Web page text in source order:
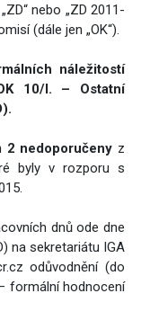
nebo „ZD 2011-
(dále jen „OK“).
náležitostí
10/I. – Ostatní
2 nedoporučeny z
byly v rozporu s
dnů ode dne
na sekretariátu IGA
odůvodnění (do
formální hodnocení